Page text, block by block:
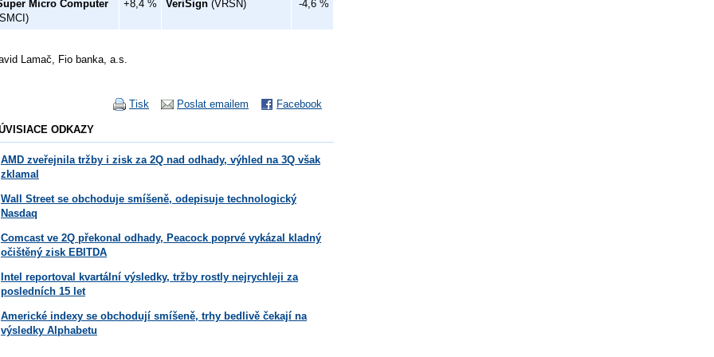
Micro Computer
+8,4 % VeriSign (VRSN) -4,6 %
Lamač, Fio banka, a.s.
Facebook
Poslat emailem
Tisk
ODKAZY
AMD zveřejnila tržby i zisk za 2Q nad odhady, výhled na 3Q však
zklamal
Wall Street se obchoduje smíšeně, odepisuje technologický
Nasdaq
Comcast ve 2Q překonal odhady, Peacock poprvé vykázal kladný
očištěný zisk EBITDA
Intel reportoval kvartální výsledky, tržby rostly nejrychleji za
posledních 15 let
Americké indexy se obchodují smíšeně, trhy bedlivě čekají na
výsledky Alphabetu